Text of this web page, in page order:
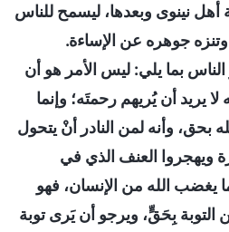
نينوى وبعدها، ليسمح للناس
جوهره عن الإساءة.
بما يلي: ليس الأمر هو أن
لا يريد أن يُريهم رحمتَه؛ وإنما
بحق، وأنه لمن النادر أنْ يتحول
ويهجروا العنف الذي في
يغضب الله من الإنسان، فهو
التوبة بِحَقٍّ، ويرجو أن يَرى توبة